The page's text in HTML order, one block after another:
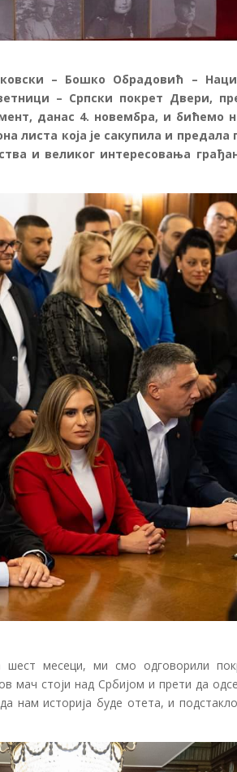
– Бошко Обрадовић –
– Српски покрет Двери,
данас 4. новембра, и бићемо
која је сакупила и предала
и великог интересовања
месеци, ми смо одговорили
мач стоји над Србијом и прети да
нам историја буде отета, и